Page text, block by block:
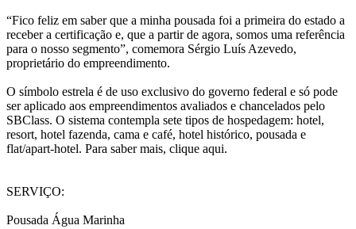
“Fico feliz em saber que a minha pousada foi a primeira do estado a
receber a certificação e, que a partir de agora, somos uma referência
para o nosso segmento”, comemora Sérgio Luís Azevedo,
proprietário do empreendimento.
O símbolo estrela é de uso exclusivo do governo federal e só pode
ser aplicado aos empreendimentos avaliados e chancelados pelo
SBClass. O sistema contempla sete tipos de hospedagem: hotel,
resort, hotel fazenda, cama e café, hotel histórico, pousada e
flat/apart-hotel. Para saber mais, clique aqui.
SERVIÇO:
Pousada Água Marinha